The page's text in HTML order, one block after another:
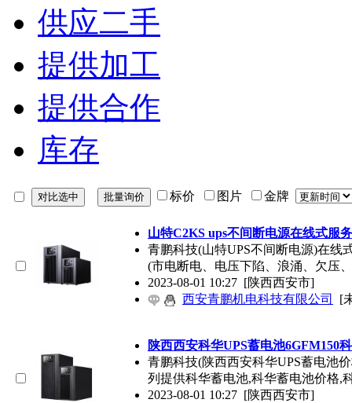
供应二手
提供加工
提供合作
库存
标价 图片 金牌
山特C2KS ups不间断电源在线式服
青鹏科技(山特UPS不间断电源)在线
(市电断电、电压下陷、浪涌、欠压
2023-08-01 10:27 [陕西西安市]
西安青鹏机电科技有限公司
[
陕西西安科华UPS蓄电池6GFM150
青鹏科技(陕西西安科华UPS蓄电池
列提供科华蓄电池,科华蓄电池价格,
2023-08-01 10:27 [陕西西安市]